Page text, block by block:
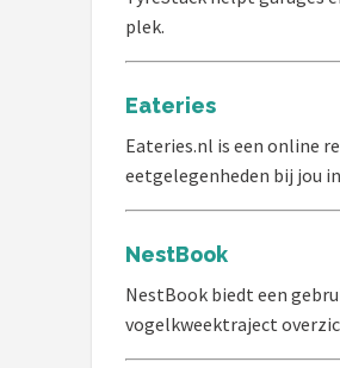
plek.
Eateries
Eateries.nl is een online
eetgelegenheden bij jou
NestBook
NestBook biedt een
vogelkweektraject